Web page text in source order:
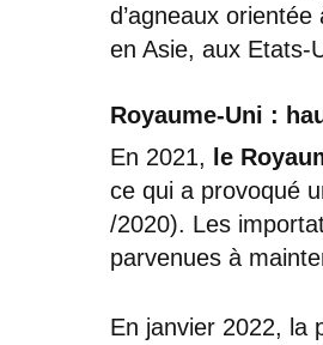
d’agneaux
en Asie, aux Etats-
Royaume-Uni :
En 2021, le
ce qui a provoqué
/2020). Les
parvenues à
En janvier 2022, la